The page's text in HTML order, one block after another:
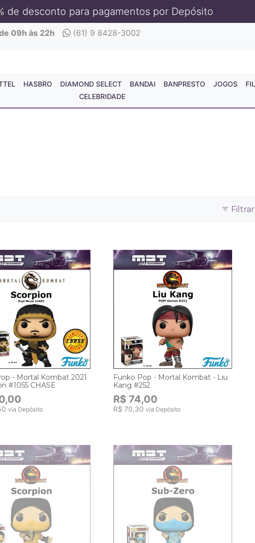
de desconto para pagamentos por Depósito
09h às 22h (61) 9 8428-3002
HASBRO DIAMOND SELECT BANDAI BANPRESTO JOGOS
CELEBRIDADE
- Mortal Kombat 2021
#1055 CHASE
via Depósito
Funko Pop - Mortal Kombat - Liu
Kang #252
R$ 74,00
R$ 70,30 via Depósito